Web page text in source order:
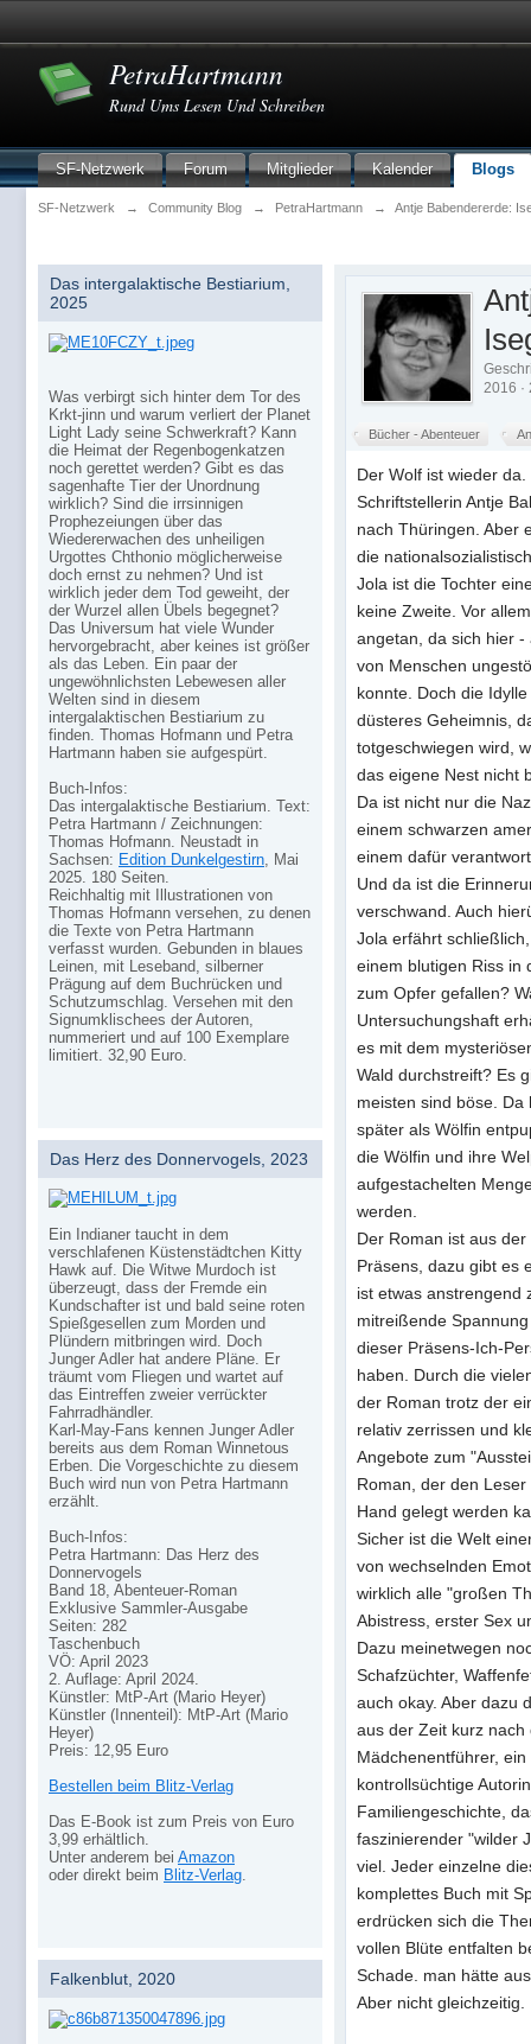
PetraHartmann
Rund Ums Lesen Und Schreiben
SF-Netzwerk Forum Mitglieder Kalender Blogs
SF-Netzwerk → Community Blog → PetraHartmann → Antje Babendererde:
2016 ·
Bücher - Abenteuer
Der Wolf ist wieder
Schriftstellerin Antje
nach Thüringen. Aber
die
Jola ist die Tochter
keine Zweite. Vor
angetan, da sich hier
von Menschen
konnte. Doch die
düsteres Geheimnis,
totgeschwiegen wird,
das eigene Nest nicht
Da ist nicht nur die
einem schwarzen
einem dafür
Und da ist die
verschwand. Auch
Jola erfährt
einem blutigen Riss in
zum Opfer gefallen?
Untersuchungshaft
es mit dem
Wald durchstreift? Es
meisten sind böse.
später als Wölfin
die Wölfin und ihre
aufgestachelten
werden.
Der Roman ist aus
Präsens, dazu gibt es
ist etwas anstrengend
mitreißende
dieser Präsens-Ich-
haben. Durch die
der Roman trotz der
relativ zerrissen und
Angebote zum
Roman, der den
Hand gelegt werden
Sicher ist die Welt
von wechselnden
wirklich alle "großen
Abistress, erster Sex
Dazu meinetwegen
Schafzüchter,
auch okay. Aber dazu
aus der Zeit kurz
Mädchenentführer,
kontrollsüchtige
Familiengeschichte,
faszinierender "wilder
viel. Jeder einzelne
komplettes Buch mit
erdrücken sich die
vollen Blüte entfalten
Schade. man hätte
Aber nicht gleichzeitig.
Das intergalaktische Bestiarium,
2025
Was verbirgt sich hinter dem Tor des
Krkt-jinn und warum verliert der Planet
Light Lady seine Schwerkraft? Kann
die Heimat der Regenbogenkatzen
noch gerettet werden? Gibt es das
sagenhafte Tier der Unordnung
wirklich? Sind die irrsinnigen
Prophezeiungen über das
Wiedererwachen des unheiligen
Urgottes Chthonio möglicherweise
doch ernst zu nehmen? Und ist
wirklich jeder dem Tod geweiht, der
der Wurzel allen Übels begegnet?
Das Universum hat viele Wunder
hervorgebracht, aber keines ist größer
als das Leben. Ein paar der
ungewöhnlichsten Lebewesen aller
Welten sind in diesem
intergalaktischen Bestiarium zu
finden. Thomas Hofmann und Petra
Hartmann haben sie aufgespürt.
Buch-Infos:
Das intergalaktische Bestiarium. Text:
Petra Hartmann / Zeichnungen:
Thomas Hofmann. Neustadt in
Sachsen: Edition Dunkelgestirn , Mai
2025. 180 Seiten.
Reichhaltig mit Illustrationen von
Thomas Hofmann versehen, zu denen
die Texte von Petra Hartmann
verfasst wurden. Gebunden in blaues
Leinen, mit Leseband, silberner
Prägung auf dem Buchrücken und
Schutzumschlag. Versehen mit den
Signumklischees der Autoren,
nummeriert und auf 100 Exemplare
limitiert. 32,90 Euro.
Das Herz des Donnervogels, 2023
Ein Indianer taucht in dem
verschlafenen Küstenstädtchen Kitty
Hawk auf. Die Witwe Murdoch ist
überzeugt, dass der Fremde ein
Kundschafter ist und bald seine roten
Spießgesellen zum Morden und
Plündern mitbringen wird. Doch
Junger Adler hat andere Pläne. Er
träumt vom Fliegen und wartet auf
das Eintreffen zweier verrückter
Fahrradhändler.
Karl-May-Fans kennen Junger Adler
bereits aus dem Roman Winnetous
Erben. Die Vorgeschichte zu diesem
Buch wird nun von Petra Hartmann
erzählt.
Buch-Infos:
Petra Hartmann: Das Herz des
Donnervogels
Band 18, Abenteuer-Roman
Exklusive Sammler-Ausgabe
Seiten: 282
Taschenbuch
VÖ: April 2023
2. Auflage: April 2024.
Künstler: MtP-Art (Mario Heyer)
Künstler (Innenteil): MtP-Art (Mario
Heyer)
Preis: 12,95 Euro
Bestellen beim Blitz-Verlag
Das E-Book ist zum Preis von Euro
3,99 erhältlich.
Unter anderem bei Amazon
oder direkt beim Blitz-Verlag.
Falkenblut, 2020